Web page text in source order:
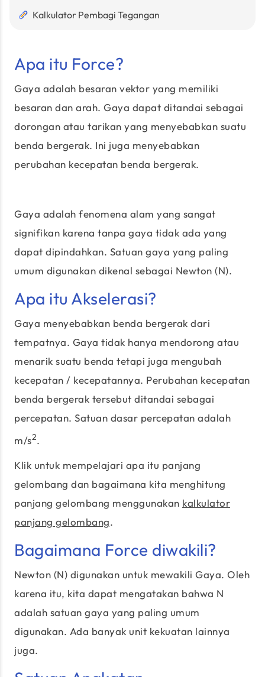
Kalkulator Pembagi Tegangan
Apa itu Force?
Gaya adalah besaran vektor yang memiliki
besaran dan arah. Gaya dapat ditandai sebagai
dorongan atau tarikan yang menyebabkan suatu
benda bergerak. Ini juga menyebabkan
perubahan kecepatan benda bergerak.
Gaya adalah fenomena alam yang sangat
signifikan karena tanpa gaya tidak ada yang
dapat dipindahkan. Satuan gaya yang paling
umum digunakan dikenal sebagai Newton (N).
Apa itu Akselerasi?
Gaya menyebabkan benda bergerak dari
tempatnya. Gaya tidak hanya mendorong atau
menarik suatu benda tetapi juga mengubah
kecepatan / kecepatannya. Perubahan kecepatan
benda bergerak tersebut ditandai sebagai
percepatan. Satuan dasar percepatan adalah
m/s2.
Klik untuk mempelajari apa itu panjang
gelombang dan bagaimana kita menghitung
panjang gelombang menggunakan kalkulator
panjang gelombang.
Bagaimana Force diwakili?
Newton (N) digunakan untuk mewakili Gaya. Oleh
karena itu, kita dapat mengatakan bahwa N
adalah satuan gaya yang paling umum
digunakan. Ada banyak unit kekuatan lainnya
juga.